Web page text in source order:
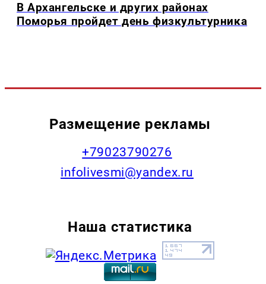
В Архангельске и других районах
Поморья пройдет день физкультурника
Размещение рекламы
+79023790276
infolivesmi@yandex.ru
Наша статистика